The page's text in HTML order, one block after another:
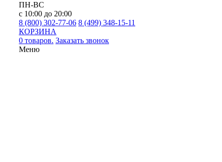
ПН-ВС
с 10:00 до 20:00
8 (800) 302-77-06 8 (499) 348-15-11
КОРЗИНА
0 товаров. Заказать звонок
Меню